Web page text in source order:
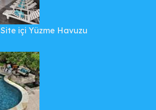
Site içi Yüzme Havuzu